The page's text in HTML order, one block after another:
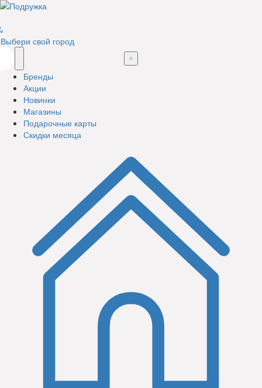
Выбери свой город
Бренды
Акции
Новинки
Магазины
Подарочные карты
Скидки месяца